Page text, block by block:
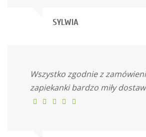
SYLWIA
Wszystko zgodnie z
zapiekanki bardzo miły